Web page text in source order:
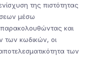
της πιστότητας
μέσω
και
των κωδικών, οι
των